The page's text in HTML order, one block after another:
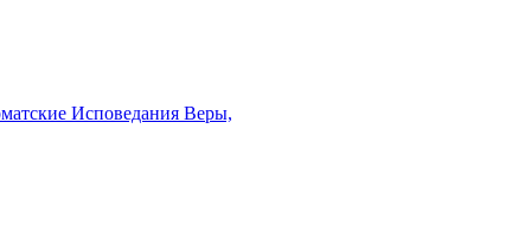
Исповедания Веры,